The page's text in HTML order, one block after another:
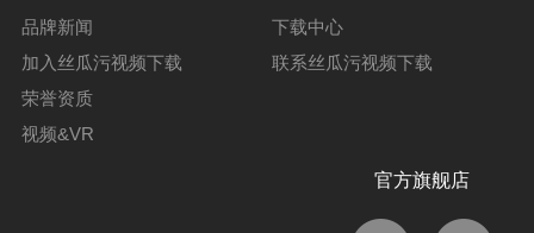
品牌新闻
加入丝瓜污视频下载
荣誉资质
视频&VR
下载中心
联系丝瓜污视频下载
官方旗舰店